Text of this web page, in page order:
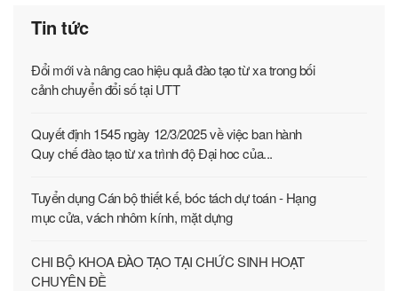
Tin tức
Đổi mới và nâng cao hiệu quả đào tạo từ xa trong bối
cảnh chuyển đổi số tại UTT
Quyết định 1545 ngày 12/3/2025 về việc ban hành
Quy chế đào tạo từ xa trình độ Đại hoc của...
Tuyển dụng Cán bộ thiết kế, bóc tách dự toán - Hạng
mục cửa, vách nhôm kính, mặt dựng
CHI BỘ KHOA ĐÀO TẠO TẠI CHỨC SINH HOẠT
CHUYÊN ĐỀ